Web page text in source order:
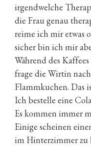
irgendwelche
die Frau genau
reime ich mir etwas
sicher bin ich mir
Während des
frage die Wirtin nach
Flammkuchen. Das
Ich bestelle eine
Es kommen immer
Einige scheinen
im Hinterzimmer zu